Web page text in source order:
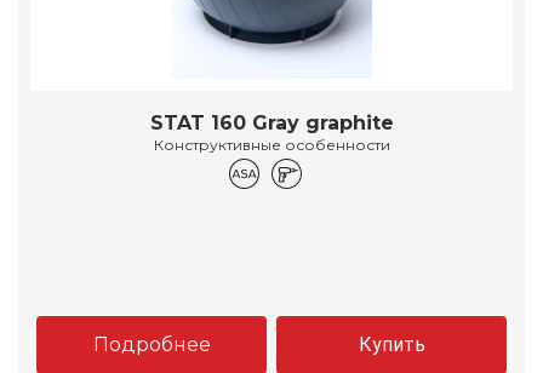
STAT 160 Gray graphite
Конструктивные особенности
Подробнее Купить